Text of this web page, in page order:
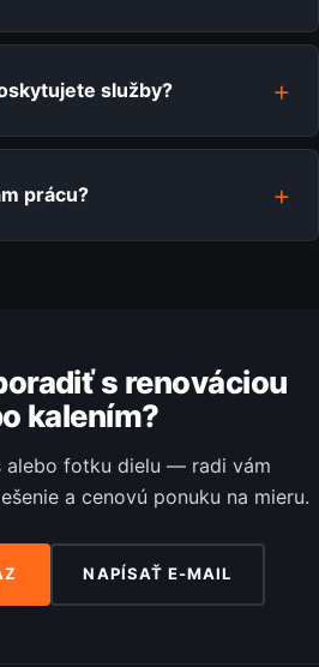
služby?
prácu?
s renováciou
kalením?
alebo fotku dielu — radi vám
a cenovú ponuku na mieru.
NAPÍSAŤ E-MAIL